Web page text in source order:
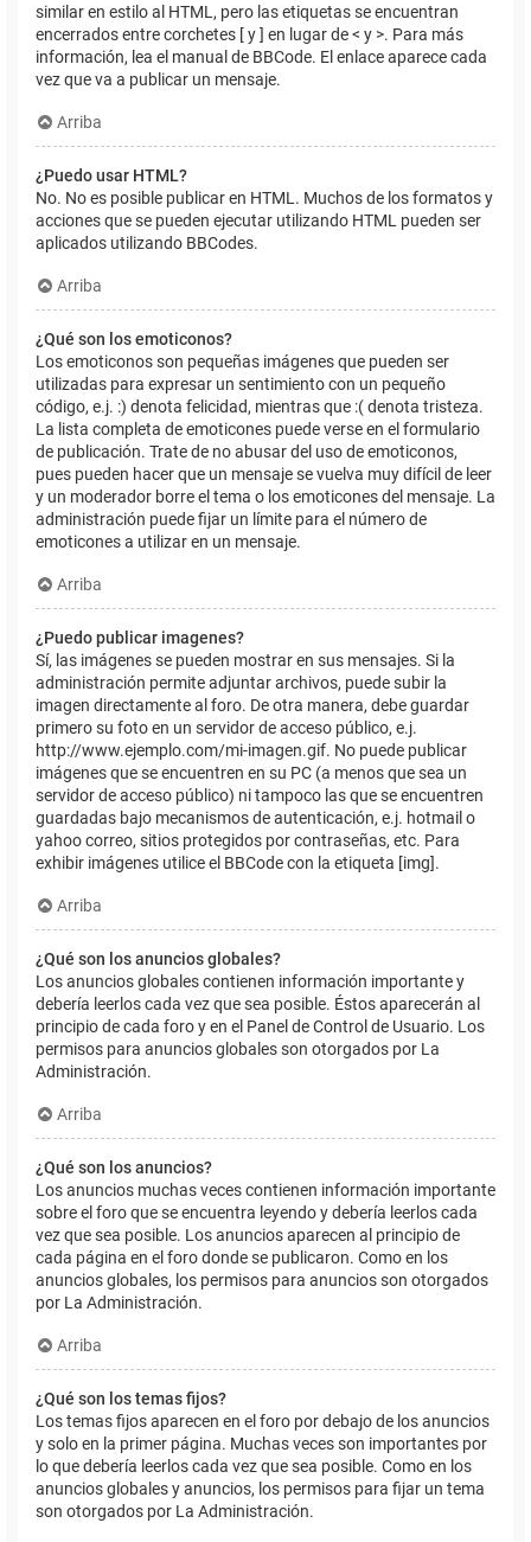
similar en estilo al HTML, pero las etiquetas se encuentran
encerrados entre corchetes [ y ] en lugar de < y >. Para más
información, lea el manual de BBCode. El enlace aparece cada
vez que va a publicar un mensaje.
Arriba
¿Puedo usar HTML?
No. No es posible publicar en HTML. Muchos de los formatos y
acciones que se pueden ejecutar utilizando HTML pueden ser
aplicados utilizando BBCodes.
Arriba
¿Qué son los emoticonos?
Los emoticonos son pequeñas imágenes que pueden ser
utilizadas para expresar un sentimiento con un pequeño
código, e.j. :) denota felicidad, mientras que :( denota tristeza.
La lista completa de emoticones puede verse en el formulario
de publicación. Trate de no abusar del uso de emoticonos,
pues pueden hacer que un mensaje se vuelva muy difícil de leer
y un moderador borre el tema o los emoticones del mensaje. La
administración puede fijar un límite para el número de
emoticones a utilizar en un mensaje.
Arriba
¿Puedo publicar imagenes?
Sí, las imágenes se pueden mostrar en sus mensajes. Si la
administración permite adjuntar archivos, puede subir la
imagen directamente al foro. De otra manera, debe guardar
primero su foto en un servidor de acceso público, e.j.
http://www.ejemplo.com/mi-imagen.gif. No puede publicar
imágenes que se encuentren en su PC (a menos que sea un
servidor de acceso público) ni tampoco las que se encuentren
guardadas bajo mecanismos de autenticación, e.j. hotmail o
yahoo correo, sitios protegidos por contraseñas, etc. Para
exhibir imágenes utilice el BBCode con la etiqueta [img].
Arriba
¿Qué son los anuncios globales?
Los anuncios globales contienen información importante y
debería leerlos cada vez que sea posible. Éstos aparecerán al
principio de cada foro y en el Panel de Control de Usuario. Los
permisos para anuncios globales son otorgados por La
Administración.
Arriba
¿Qué son los anuncios?
Los anuncios muchas veces contienen información importante
sobre el foro que se encuentra leyendo y debería leerlos cada
vez que sea posible. Los anuncios aparecen al principio de
cada página en el foro donde se publicaron. Como en los
anuncios globales, los permisos para anuncios son otorgados
por La Administración.
Arriba
¿Qué son los temas fijos?
Los temas fijos aparecen en el foro por debajo de los anuncios
y solo en la primer página. Muchas veces son importantes por
lo que debería leerlos cada vez que sea posible. Como en los
anuncios globales y anuncios, los permisos para fijar un tema
son otorgados por La Administración.